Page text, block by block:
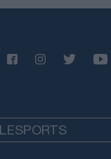
συλλήψεις και
SPORTS